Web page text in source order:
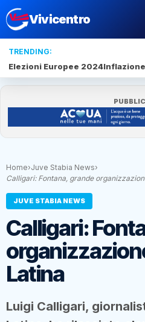
Vivicentro
TRENDING:
Elezioni Europee 2024Inflazione
Home›Juve Stabia News›
Calligari: Fontana, grande
JUVE STABIA NEWS
Calligari:
Latina
Luigi Calligari,